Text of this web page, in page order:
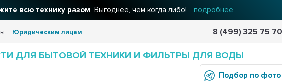
всю технику разом Выгоднее, чем когда либо! подробнее
Юридическим лицам 8 (499) 325 75 70
ДЛЯ БЫТОВОЙ ТЕХНИКИ И ФИЛЬТРЫ ДЛЯ ВОДЫ
Подбор по фото